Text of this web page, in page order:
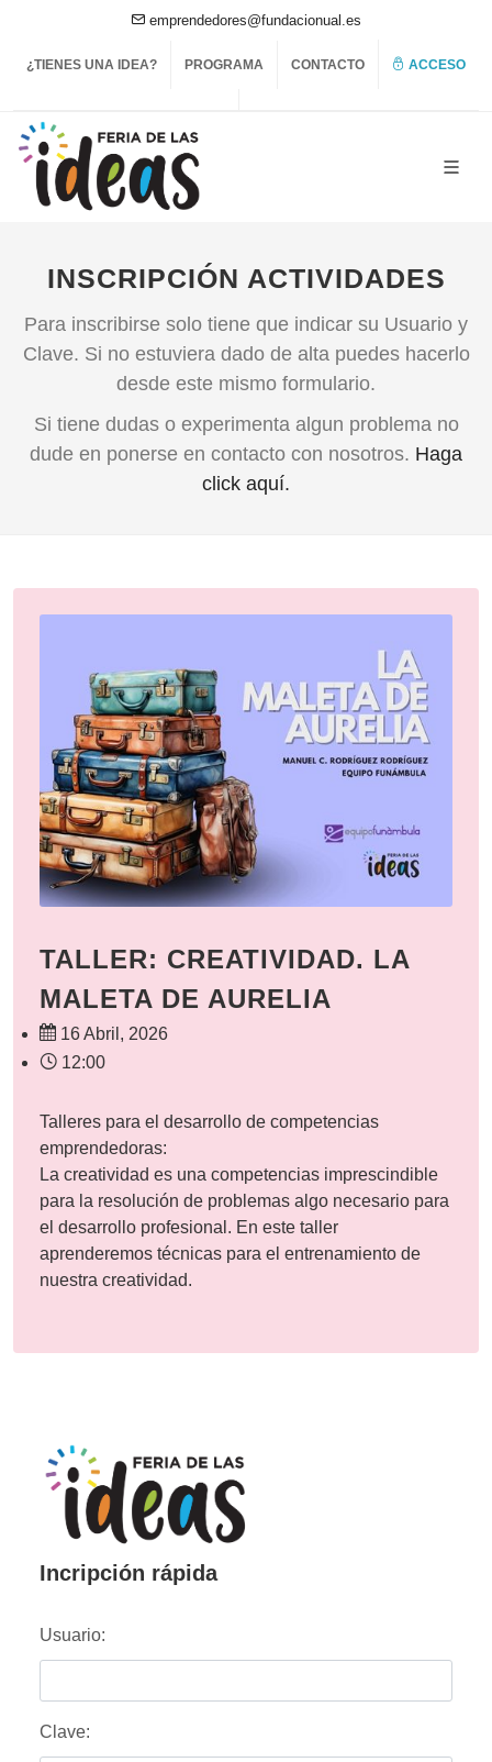
emprendedores@fundacionual.es
¿TIENES UNA IDEA? PROGRAMA CONTACTO ACCESO
INSCRIPCIÓN ACTIVIDADES
Para inscribirse solo tiene que indicar su Usuario y
Clave. Si no estuviera dado de alta puedes hacerlo
desde este mismo formulario.
Si tiene dudas o experimenta algun problema no
dude en ponerse en contacto con nosotros. Haga
click aquí.
TALLER: CREATIVIDAD. LA
MALETA DE AURELIA
16 Abril, 2026
12:00
Talleres para el desarrollo de competencias
emprendedoras:
La creatividad es una competencias imprescindible
para la resolución de problemas algo necesario para
el desarrollo profesional. En este taller
aprenderemos técnicas para el entrenamiento de
nuestra creatividad.
Incripción rápida
Usuario:
Clave: